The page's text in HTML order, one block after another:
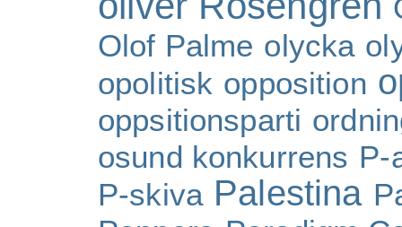
Olof Palme olycka
opolitisk opposition
oppsitionsparti
osund konkurrens P-
P-skiva Palestina